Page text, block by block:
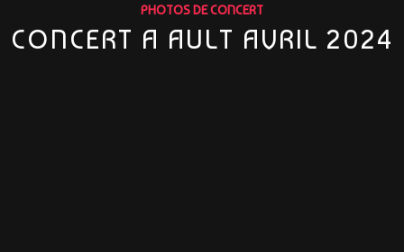
PHOTOS DE CONCERT
CONCERT A AULT AVRIL 2024